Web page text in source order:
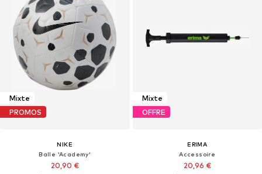
Mixte
PROMOS
NIKE
Balle 'Academy'
20,90 €
Mixte
OFFRE
ERIMA
Accessoire
20,96 €